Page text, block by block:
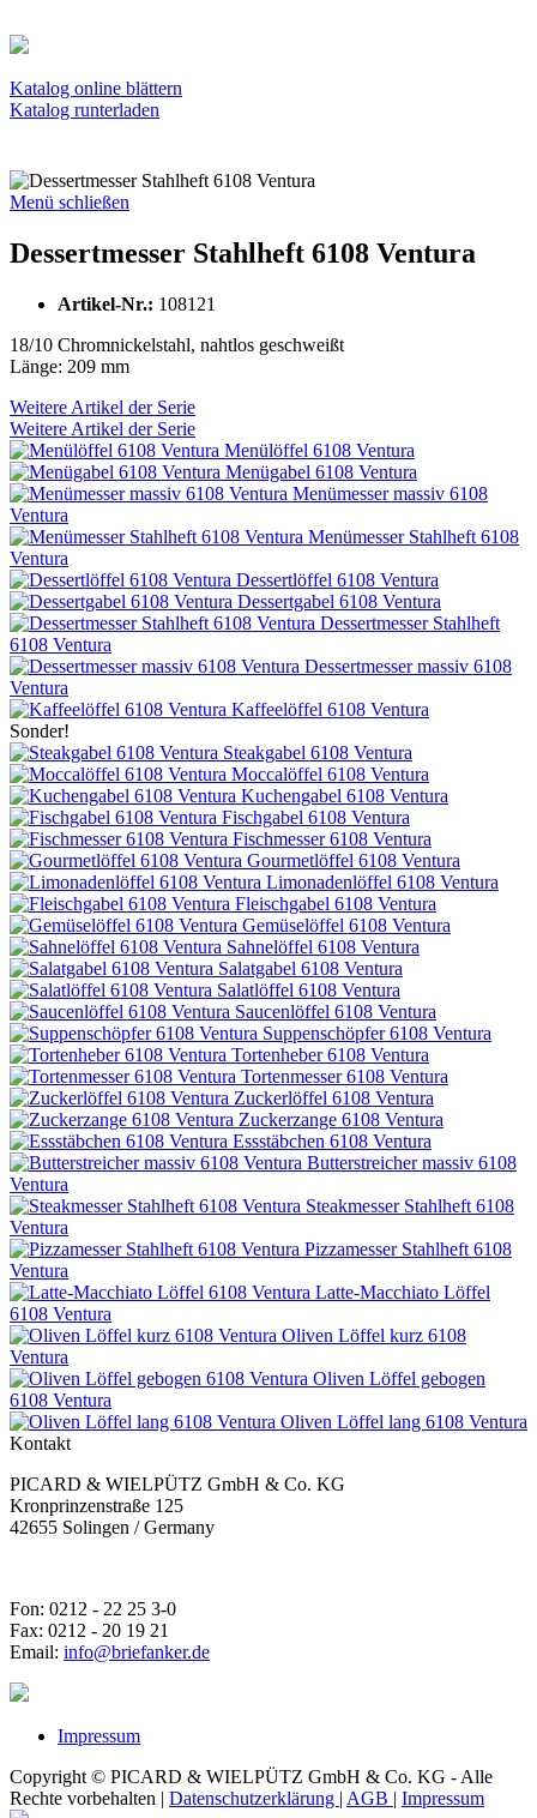
Katalog online blättern
Katalog runterladen
Menü schließen
Dessertmesser Stahlheft 6108 Ventura
Artikel-Nr.: 108121
18/10 Chromnickelstahl, nahtlos geschweißt
Länge: 209 mm
Weitere Artikel der Serie
Weitere Artikel der Serie
Menülöffel 6108 Ventura
Menügabel 6108 Ventura
Menümesser massiv 6108
Ventura
Menümesser Stahlheft 6108
Ventura
Dessertlöffel 6108 Ventura
Dessertgabel 6108 Ventura
Dessertmesser Stahlheft
6108 Ventura
Dessertmesser massiv 6108
Ventura
Kaffeelöffel 6108 Ventura
Sonder!
Steakgabel 6108 Ventura
Moccalöffel 6108 Ventura
Kuchengabel 6108 Ventura
Fischgabel 6108 Ventura
Fischmesser 6108 Ventura
Gourmetlöffel 6108 Ventura
Limonadenlöffel 6108 Ventura
Fleischgabel 6108 Ventura
Gemüselöffel 6108 Ventura
Sahnelöffel 6108 Ventura
Salatgabel 6108 Ventura
Salatlöffel 6108 Ventura
Saucenlöffel 6108 Ventura
Suppenschöpfer 6108 Ventura
Tortenheber 6108 Ventura
Tortenmesser 6108 Ventura
Zuckerlöffel 6108 Ventura
Zuckerzange 6108 Ventura
Essstäbchen 6108 Ventura
Butterstreicher massiv 6108
Ventura
Steakmesser Stahlheft 6108
Ventura
Pizzamesser Stahlheft 6108
Ventura
Latte-Macchiato Löffel
6108 Ventura
Oliven Löffel kurz 6108
Ventura
Oliven Löffel gebogen
6108 Ventura
Oliven Löffel lang 6108 Ventura
Kontakt
PICARD & WIELPÜTZ GmbH & Co. KG
Kronprinzenstraße 125
42655 Solingen / Germany
Fon: 0212 - 22 25 3-0
Fax: 0212 - 20 19 21
Email: info@briefanker.de
Impressum
Copyright © PICARD & WIELPÜTZ GmbH & Co. KG - Alle
Rechte vorbehalten | Datenschutzerklärung | AGB | Impressum